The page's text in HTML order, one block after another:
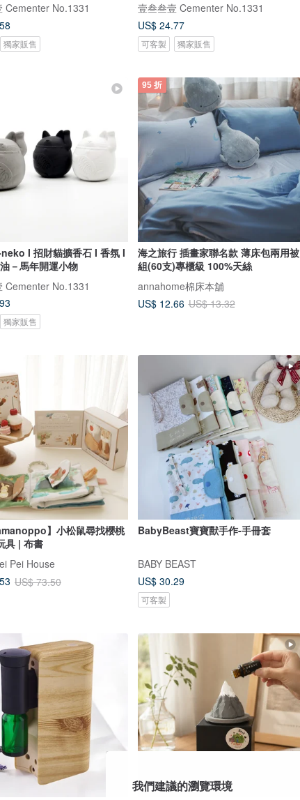
Cementer No.1331
獨家販售
壹叁叁壹 Cementer No.1331
US$ 24.77
可客製 獨家販售
I 招財貓擴香石 I 香氛 I
－馬年開運小物
Cementer No.1331
獨家販售
95 折
海之旅行 插畫家聯名款 薄床包兩用被
組(60支)專櫃級 100%天絲
annahome棉床本舖
US$ 12.66 US$ 13.32
】小松鼠尋找櫻桃
具 | 布書
Pei House
US$ 73.50
BabyBeast寶寶獸手作-手冊套
BABY BEAST
US$ 30.29
可客製
我們建議的瀏覽環境